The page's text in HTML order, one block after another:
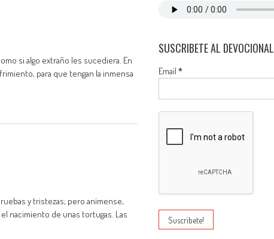
si algo extraño les sucediera. En
para que tengan la inmensa
y tristezas; pero anímense,
nacimiento de unas tortugas. Las
SUSCRIBETE AL DEVOCIONAL
Email*